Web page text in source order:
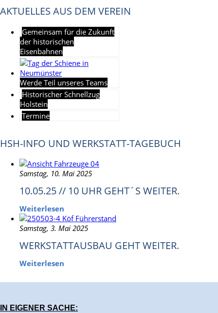
AKTUELLES AUS DEM VEREIN
Gemeinsam für die Zukunft
der historischen
Eisenbahnen
Werde Teil unseres Teams
Historischer Schnellzug
Holstein
Termine
HSH-INFO UND WERKSTATT-TAGEBUCH
Samstag, 10. Mai 2025
10.05.25 // 10 UHR GEHT´S WEITER.
Weiterlesen
Samstag, 3. Mai 2025
WERKSTATTAUSBAU GEHT WEITER.
Weiterlesen
IN EIGENER SACHE: